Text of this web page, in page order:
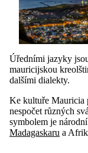
Úředními jazyky
mauricijskou
dalšími dialekty.
Ke kultuře Mauricia
nespočet různých
symbolem je národní
Madagaskaru a